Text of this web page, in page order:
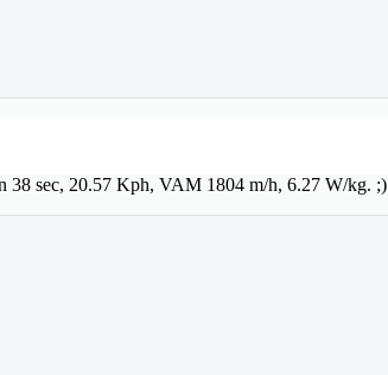
38 sec, 20.57 Kph, VAM 1804 m/h, 6.27 W/kg. ;)